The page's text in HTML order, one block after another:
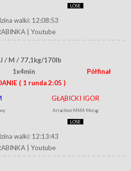
LOSE
walki: 12:08:53
Youtube
/ M / 77,1kg/170lb
1x4min
Półfinał
( 1 runda 2:05 )
GŁĄBICKI IGOR
Arrachion MMA Morąg
LOSE
walki: 12:13:43
Youtube